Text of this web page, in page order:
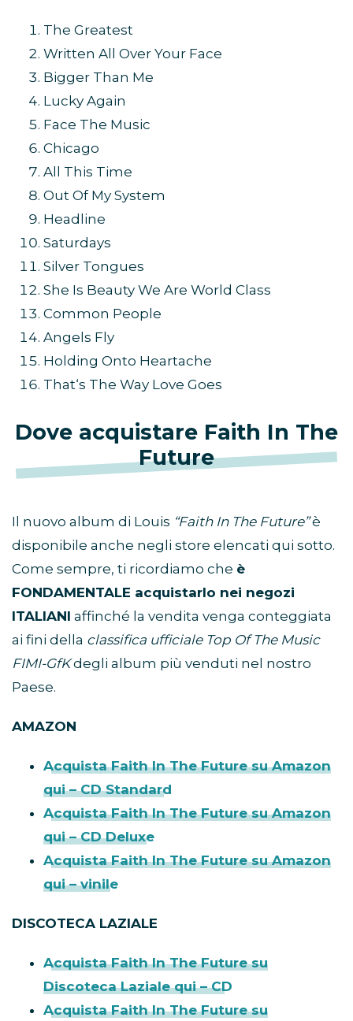
The Greatest
Written All Over Your Face
Bigger Than Me
Lucky Again
Face The Music
Chicago
All This Time
Out Of My System
Headline
Saturdays
Silver Tongues
She Is Beauty We Are World Class
Common People
Angels Fly
Holding Onto Heartache
That‘s The Way Love Goes
Dove acquistare Faith In The
Future
Il nuovo album di Louis “Faith In The Future”è
disponibile anche negli store elencati qui sotto.
Come sempre, ti ricordiamo che è
FONDAMENTALE acquistarlo nei negozi
ITALIANI affinché la vendita venga conteggiata
ai fini della classifica ufficiale Top Of The Music
FIMI-GfKdegli album più venduti nel nostro
Paese.
AMAZON
Acquista Faith In The Future su Amazon
qui – CD Standard
Acquista Faith In The Future su Amazon
qui – CD Deluxe
Acquista Faith In The Future su Amazon
qui – vinile
DISCOTECA LAZIALE
Acquista Faith In The Future su
Discoteca Laziale qui – CD
Acquista Faith In The Future su